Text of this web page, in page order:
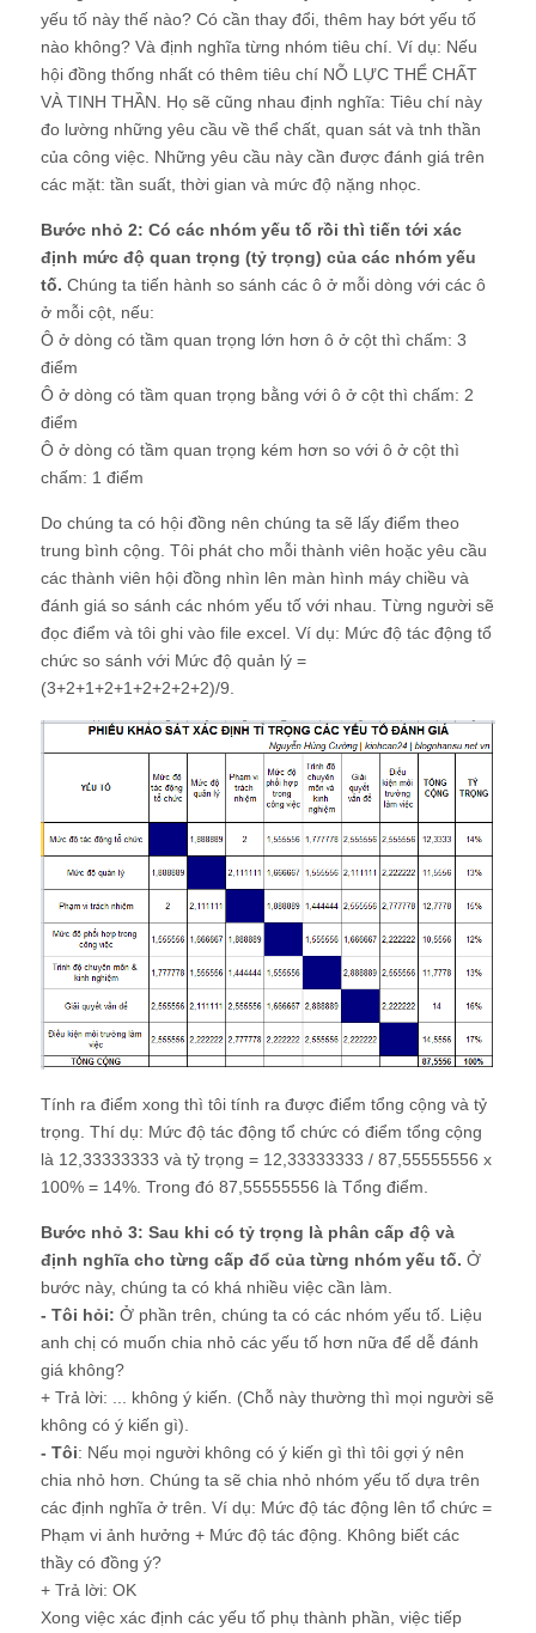
yếu tố này thế nào? Có cần thay đổi, thêm hay bớt yếu tố
nào không? Và định nghĩa từng nhóm tiêu chí. Ví dụ: Nếu
hội đồng thống nhất có thêm tiêu chí NỖ LỰC THỂ CHẤT
VÀ TINH THẦN. Họ sẽ cũng nhau định nghĩa: Tiêu chí này
đo lường những yêu cầu về thể chất, quan sát và tnh thần
của công việc. Những yêu cầu này cần được đánh giá trên
các mặt: tần suất, thời gian và mức độ nặng nhọc.
Bước nhỏ 2: Có các nhóm yếu tố rồi thì tiến tới xác
định mức độ quan trọng (tỷ trọng) của các nhóm yếu
tố. Chúng ta tiến hành so sánh các ô ở mỗi dòng với các ô
ở mỗi cột, nếu:
Ô ở dòng có tầm quan trọng lớn hơn ô ở cột thì chấm: 3
điểm
Ô ở dòng có tầm quan trọng bằng với ô ở cột thì chấm: 2
điểm
Ô ở dòng có tầm quan trọng kém hơn so với ô ở cột thì
chấm: 1 điểm
Do chúng ta có hội đồng nên chúng ta sẽ lấy điểm theo
trung bình cộng. Tôi phát cho mỗi thành viên hoặc yêu cầu
các thành viên hội đồng nhìn lên màn hình máy chiều và
đánh giá so sánh các nhóm yếu tố với nhau. Từng người sẽ
đọc điểm và tôi ghi vào file excel. Ví dụ: Mức độ tác động tổ
chức so sánh với Mức độ quản lý =
(3+2+1+2+1+2+2+2+2)/9.
Tính ra điểm xong thì tôi tính ra được điểm tổng cộng và tỷ
trọng. Thí dụ: Mức độ tác động tổ chức có điểm tổng cộng
là 12,33333333 và tỷ trọng = 12,33333333 / 87,55555556 x
100% = 14%. Trong đó 87,55555556 là Tổng điểm.
Bước nhỏ 3: Sau khi có tỷ trọng là phân cấp độ và
định nghĩa cho từng cấp đổ của từng nhóm yếu tố. Ở
bước này, chúng ta có khá nhiều việc cần làm.
- Tôi hỏi: Ở phần trên, chúng ta có các nhóm yếu tố. Liệu
anh chị có muốn chia nhỏ các yếu tố hơn nữa để dễ đánh
giá không?
+ Trả lời: ... không ý kiến. (Chỗ này thường thì mọi người sẽ
không có ý kiến gì).
- Tôi: Nếu mọi người không có ý kiến gì thì tôi gợi ý nên
chia nhỏ hơn. Chúng ta sẽ chia nhỏ nhóm yếu tố dựa trên
các định nghĩa ở trên. Ví dụ: Mức độ tác động lên tổ chức =
Phạm vi ảnh hưởng + Mức độ tác động. Không biết các
thầy có đồng ý?
+ Trả lời: OK
Xong việc xác định các yếu tố phụ thành phần, việc tiếp